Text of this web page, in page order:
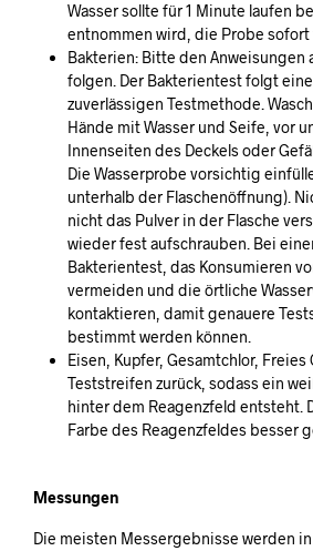
Wasser sollte für 1 Minute laufen
entnommen wird, die Probe sofort
Bakterien: Bitte den Anweisungen
folgen. Der Bakterientest folgt
zuverlässigen Testmethode.
Hände mit Wasser und Seife, vor
Innenseiten des Deckels oder
Die Wasserprobe vorsichtig
unterhalb der Flaschenöffnung).
nicht das Pulver in der Flasche
wieder fest aufschrauben. Bei
Bakterientest, das Konsumieren
vermeiden und die örtliche
kontaktieren, damit genauere
bestimmt werden können.
Eisen, Kupfer, Gesamtchlor, Freies
Teststreifen zurück, sodass ein
hinter dem Reagenzfeld entsteht.
Farbe des Reagenzfeldes besser
Messungen
Die meisten Messergebnisse werden